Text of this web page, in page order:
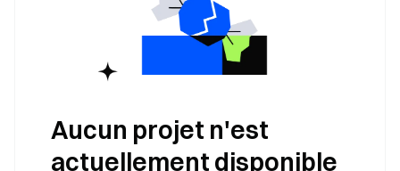
Aucun projet n'est
actuellement disponible